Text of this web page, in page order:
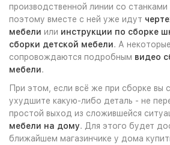
производственной линии со станками
поэтому вместе с ней уже идут
мебели или инструкции по сборке
сборки детской мебели. А
сопровождаются подробным видео
мебели.
При этом, если всё же при сборке вы
ухудшите какую-либо деталь - не
простой выход из сложившейся
мебели на дому. Для этого будет
ближайшем магазинчике у дома